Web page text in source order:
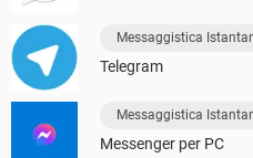
Messaggistica
Telegram
Messaggistica
Messenger per PC